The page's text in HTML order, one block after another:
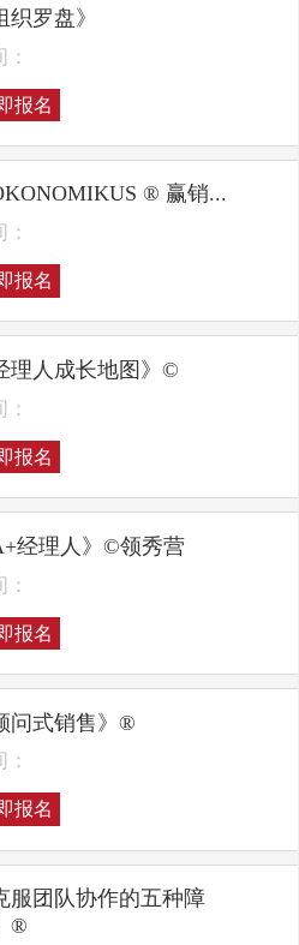
织罗盘》
报名
® 赢销...
报名
理人成长地图》©
报名
经理人》©领秀营
报名
问式销售》®
报名
服团队协作的五种障
®